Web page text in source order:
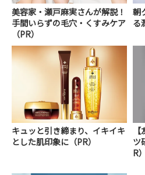
美容家・瀬戸麻実さんが解説！
手間いらずの毛穴・くすみケア
（PR）
朝
る
キュッと引き締まり、イキイキ
とした肌印象に（PR）
ツ
R）